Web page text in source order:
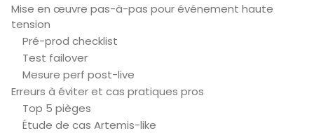
Mise en œuvre pas-à-pas pour événement haute
tension
Pré-prod checklist
Test failover
Mesure perf post-live
Erreurs à éviter et cas pratiques pros
Top 5 pièges
Étude de cas Artemis-like